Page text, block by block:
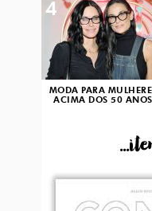
MODA PARA
ACIMA DOS 50 ANOS
4